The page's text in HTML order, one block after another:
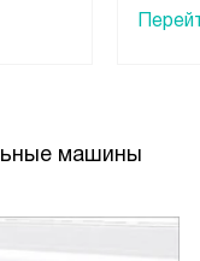
машины